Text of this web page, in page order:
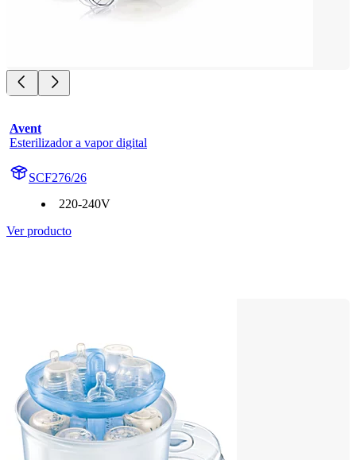
Avent
Esterilizador a vapor digital
SCF276/26
220-240V
Ver producto